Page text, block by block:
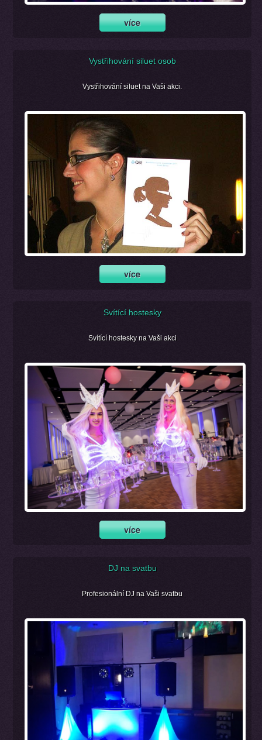
Vystřihování siluet osob
Vystřihování siluet na Vaši akci.
Svítící hostesky
Svítící hostesky na Vaši akci
DJ na svatbu
Profesionální DJ na Vaši svatbu